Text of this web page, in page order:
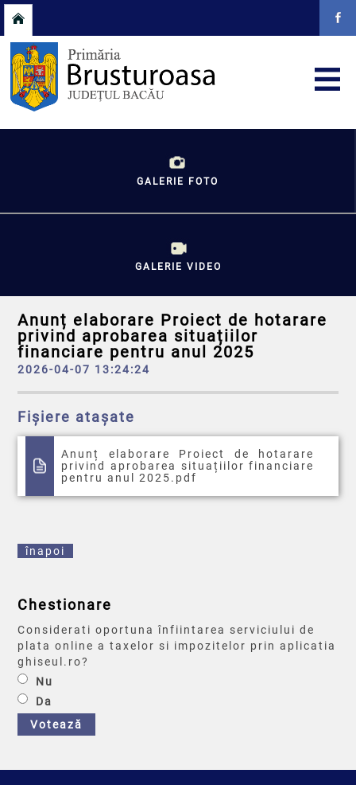
GALERIE FOTO
GALERIE VIDEO
Anunț elaborare Proiect de hotarare
privind aprobarea situațiilor
financiare pentru anul 2025
2026-04-07 13:24:24
Fișiere atașate
Anunț elaborare Proiect de hotarare
privind aprobarea situațiilor financiare
pentru anul 2025.pdf
înapoi
Chestionare
Considerati oportuna înfiintarea serviciului de
plata online a taxelor si impozitelor prin aplicatia
ghiseul.ro?
Nu
Da
Votează